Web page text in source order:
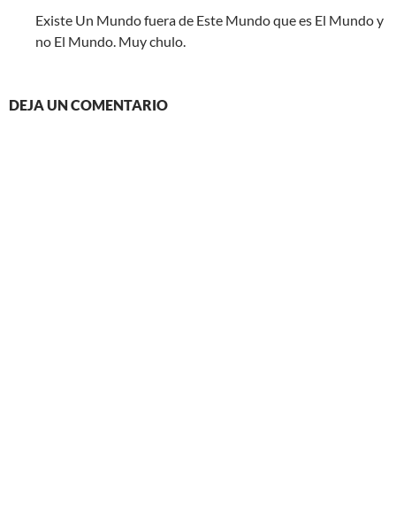
Existe Un Mundo fuera de Este Mundo que es El Mundo y
no El Mundo. Muy chulo.
DEJA UN COMENTARIO